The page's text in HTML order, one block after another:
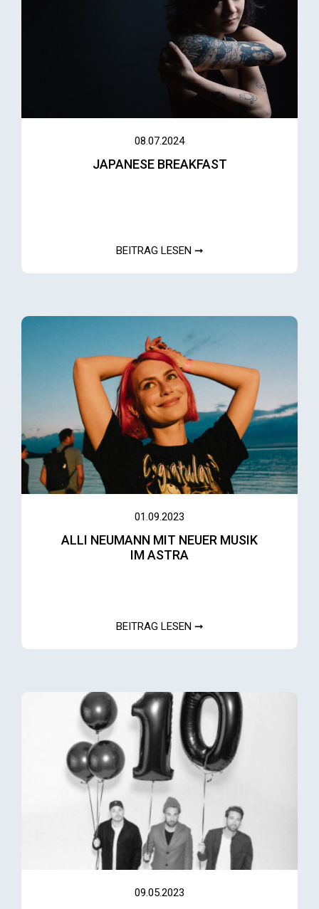
08.07.2024
JAPANESE BREAKFAST
BEITRAG LESEN ➞
01.09.2023
ALLI NEUMANN MIT NEUER MUSIK
IM ASTRA
BEITRAG LESEN ➞
09.05.2023